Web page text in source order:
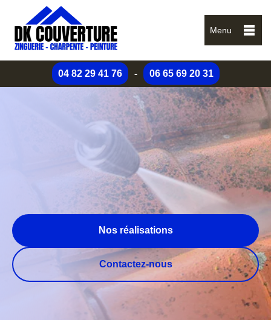
Menu
04 82 29 41 76 - 06 65 69 20 31
Nos réalisations
Contactez-nous